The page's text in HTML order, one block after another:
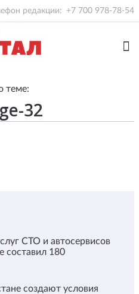
редакции: +7 700 978-78-54
теме:
СТО и автосервисов
составил 180
создают условия